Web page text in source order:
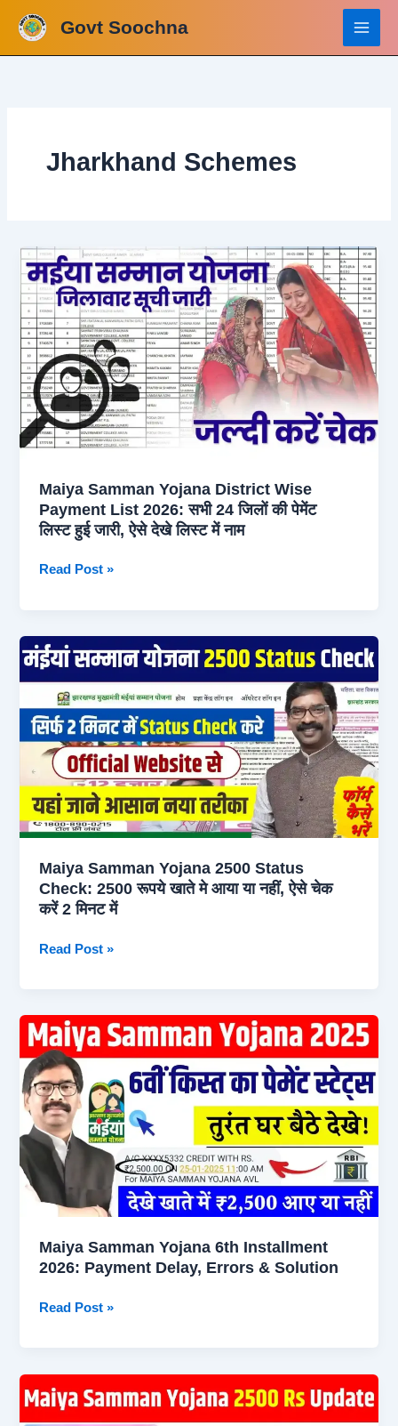
content
Govt Soochna
Jharkhand Schemes
Maiya Samman Yojana District Wise
Payment List 2026: सभी 24 जिलों की पेमेंट
लिस्ट हुई जारी, ऐसे देखे लिस्ट में नाम
Maiya
District
Wise
List
2026:
सभी
24
जिलों
की
पेमेंट
जारी,
ऐसे
देखे
में
Read Post »
Maiya Samman Yojana 2500 Status
Check: 2500 रूपये खाते मे आया या नहीं, ऐसे चेक
करें 2 मिनट में
Maiya
2500
Status
Check:
2500
रूपये
खाते
मे
आया
नहीं,
चेक
करें 2 मिनट में
Read Post »
Maiya Samman Yojana 6th Installment
2026: Payment Delay, Errors & Solution
Maiya
Installment
2026:
Read Post »